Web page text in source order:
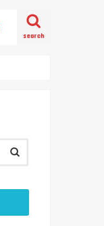
search